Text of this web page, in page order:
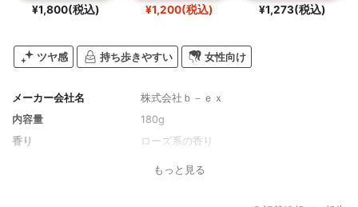
¥1,800(税込) ¥1,200(税込) ¥1,273(税込)
ツヤ感 持ち歩きやすい 女性向け
メーカー会社名
株式会社ｂ－ｅｘ
内容量
180g
香り
ローズ系の香り
もっと見る